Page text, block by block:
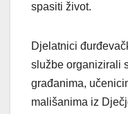
spasiti život.
Djelatnici
službe organizirali
građanima,
mališanima iz